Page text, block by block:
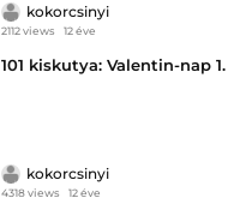
kokorcsinyi
2112 views 12 éve
101 kiskutya: Valentin-nap 1.
kokorcsinyi
4318 views 12 éve